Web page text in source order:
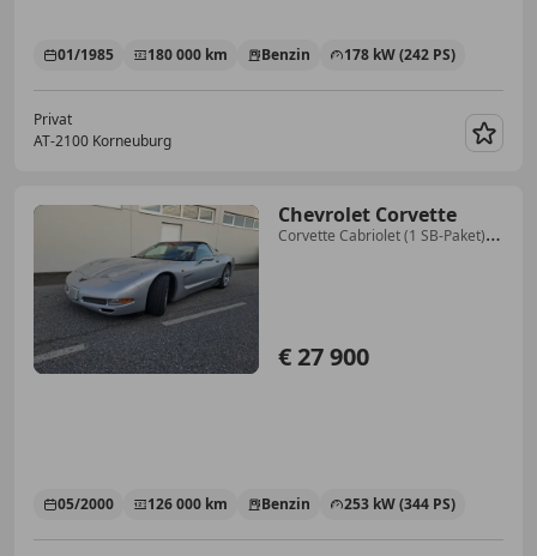
01/1985 180 000 km Benzin 178 kW (242 PS)
Privat
AT-2100 Korneuburg
Chevrolet Corvette
Corvette Cabriolet (1 SB-Paket)
€ 27 900
05/2000 126 000 km Benzin 253 kW (344 PS)